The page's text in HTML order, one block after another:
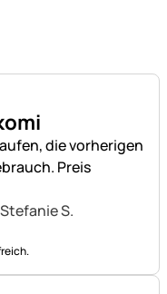
die vorherigen
Preis
S.